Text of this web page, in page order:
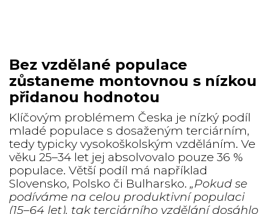
Bez vzdělané populace
zůstaneme montovnou s nízkou
přidanou hodnotou
Klíčovým problémem Česka je nízký podíl
mladé populace s dosaženým terciárním,
tedy typicky vysokoškolským vzděláním. Ve
věku 25–⁠⁠⁠⁠⁠⁠34 let jej absolvovalo pouze 36 %
populace. Větší podíl má například
Slovensko, Polsko či Bulharsko.„Pokud se
podíváme na celou produktivní populaci
(15–⁠⁠⁠⁠⁠⁠64 let), tak terciárního vzdělání dosáhlo